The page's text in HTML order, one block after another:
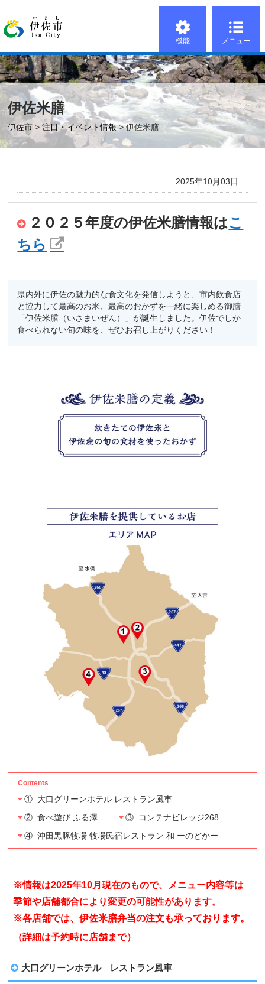
機能 メニュー
伊佐米膳
伊佐市 >注目・イベント情報> 伊佐米膳
2025年10月03日
２０２５年度の伊佐米膳情報はこ
ちら
県内外に伊佐の魅力的な食文化を発信しようと、市内飲食店
と協力して最高のお米、最高のおかずを一緒に楽しめる御膳
「伊佐米膳（いさまいぜん）」が誕生しました。伊佐でしか
食べられない旬の味を、ぜひお召し上がりください！
① 大口グリーンホテル レストラン風車
② 食べ遊び ふる澤 ③ コンテナビレッジ268
④ 沖田黒豚牧場 牧場民宿レストラン 和 ーのどかー
※情報は2025年10月現在のもので、メニュー内容等は
季節や店舗都合により変更の可能性があります。
※各店舗では、伊佐米膳弁当の注文も承っております。
（詳細は予約時に店舗まで）
大口グリーンホテル レストラン風車